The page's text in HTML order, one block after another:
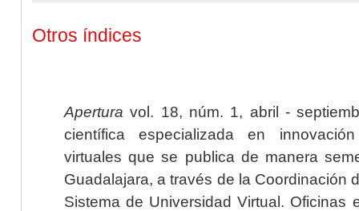
Otros índices
Apertura vol. 18, núm. 1, abril -
científica especializada en
virtuales que se publica de manera
Guadalajara, a través de la Coordinación
Sistema de Universidad Virtual. Oficinas